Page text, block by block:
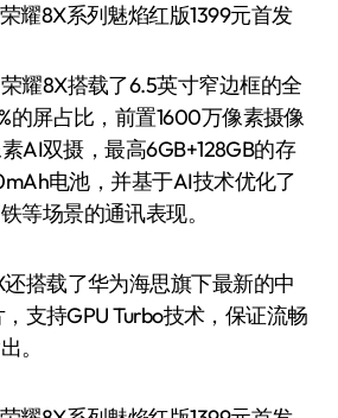
8X搭载了6.5英寸窄边框的全
的屏占比，前置1600万像素摄像
AI双摄，最高6GB+128GB的存
电池，并基于AI技术优化了
等场景的通讯表现。
载了华为海思旗下最新的中
支持GPU Turbo技术，保证流畅
。